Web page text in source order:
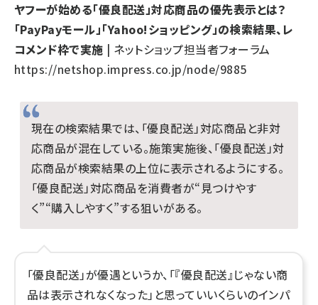
ヤフーが始める「優良配送」対応商品の優先表示とは？
「PayPayモール」「Yahoo!ショッピング」の検索結果、レ
コメンド枠で実施 | ネットショップ担当者フォーラム
https://netshop.impress.co.jp/node/9885
現在の検索結果では、「優良配送」対応商品と非対
応商品が混在している。施策実施後、「優良配送」対
応商品が検索結果の上位に表示されるようにする。
「優良配送」対応商品を消費者が“見つけやす
く”“購入しやすく”する狙いがある。
「優良配送」が優遇というか、「『優良配送』じゃない商
品は表示されなくなった」と思っていいくらいのインパ